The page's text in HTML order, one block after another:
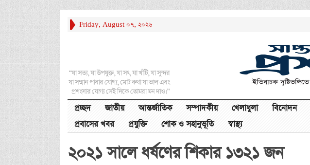
Friday, August 07, 2026
“যা সত্য, যা উপযুক্ত, যা সৎ, যা খাঁটি, যা সুন্দর
যা সম্মান পাবার যোগ্য, মোট কথা যা ভাল এবং
প্রশংসার যোগ্য সেই দিকে তোমরা মন দাও।”
প্রচ্ছদ জাতীয় আন্তর্জাতিক সম্পাদকীয় খেলাধুলা বিনোদন
প্রবাসের খবর
প্রযুক্তি শোক ও সহানুভূতি স্বাস্থ্য
২০২১ সালে ধর্ষণের শিকার ১৩২১ জন